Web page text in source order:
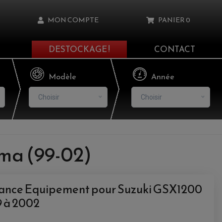
MON COMPTE PANIER0
Il n'y a aucun produit dans votre panier
DESTOCKAGE ! CONTACT
Modèle
Choisir
Année
Choisir
(99-02)
Equipement pour Suzuki GSX1200
à 2002